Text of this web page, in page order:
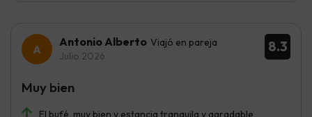
8.3
Antonio Alberto Viajó en pareja
Julio 2026
El bufé, muy bien y estancia tranquila y agradable
Muy bien